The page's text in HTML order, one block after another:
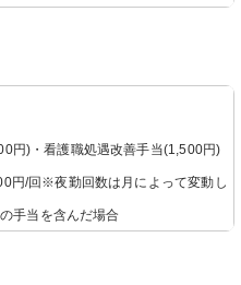
円)・看護職処遇改善手当(1,500円)
円/回※夜勤回数は月によって変動し
手当を含んだ場合